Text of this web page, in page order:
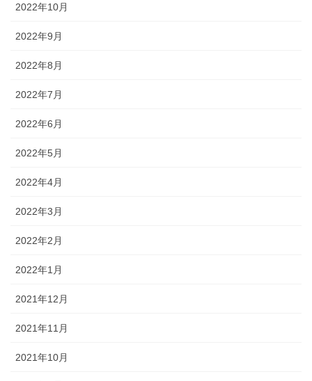
2022年10月
2022年9月
2022年8月
2022年7月
2022年6月
2022年5月
2022年4月
2022年3月
2022年2月
2022年1月
2021年12月
2021年11月
2021年10月